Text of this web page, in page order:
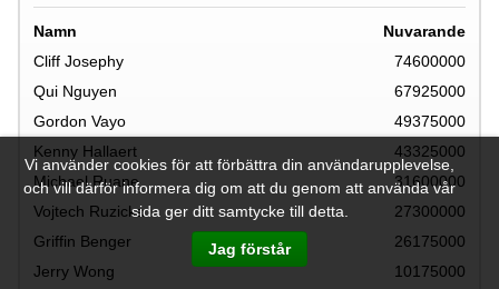
Namn
Nuvarande
Cliff Josephy
74600000
Qui Nguyen
67925000
Gordon Vayo
49375000
Kenny Hallaert
43325000
Michael Ruane
31600000
Vojtech Ruzicka
27300000
Griffin Benger
26175000
Jerry Wong
10175000
Vi använder cookies för att förbättra din användarupplevelse,
och vill därför informera dig om att du genom att använda vår
sida ger ditt samtycke till detta.
Jag förstår